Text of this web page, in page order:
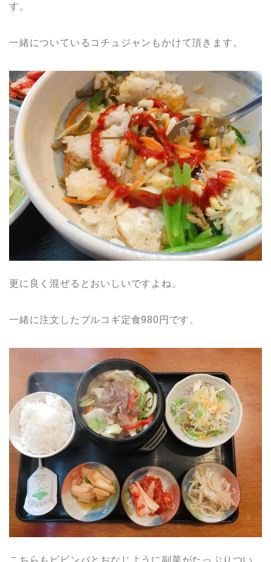
す。
一緒についているコチュジャンもかけて頂きます。
更に良く混ぜるとおいしいですよね。
一緒に注文したプルコギ定食980円です。
こちらもビビンバとおなじように副菜がたっぷりつい